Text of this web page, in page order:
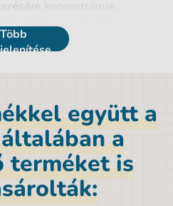
mennyi van a képen
nem tartalmazza. A
stahnout-audio-
részletek
9788087958148
Több
együtt a
a
terméket is